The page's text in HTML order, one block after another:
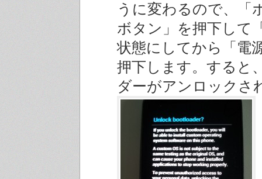
うに変わるので、「
ボタン」を押下して
状態にしてから「電
押下します。すると
ダーがアンロックさ